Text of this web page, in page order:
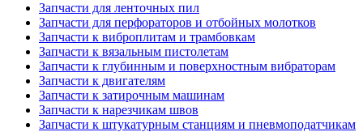
Запчасти для ленточных пил
Запчасти для перфораторов и отбойных молотков
Запчасти к виброплитам и трамбовкам
Запчасти к вязальным пистолетам
Запчасти к глубинным и поверхностным вибраторам
Запчасти к двигателям
Запчасти к затирочным машинам
Запчасти к нарезчикам швов
Запчасти к штукатурным станциям и пневмоподатчикам